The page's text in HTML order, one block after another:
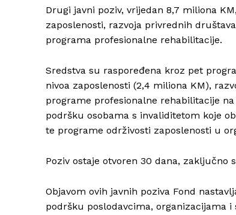
Drugi javni poziv, vrijedan 8,7 miliona
zaposlenosti, razvoja privrednih
programa profesionalne rehabilitacije.
Sredstva su raspoređena kroz pet
nivoa zaposlenosti (2,4 miliona KM),
programe profesionalne rehabilitacije
podršku osobama s invaliditetom koje
te programe održivosti zaposlenosti u
Poziv ostaje otvoren 30 dana, zaključno
Objavom ovih javnih poziva Fond
podršku poslodavcima, organizacijama